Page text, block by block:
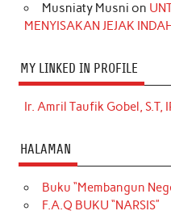
Musniaty Musni on
MENYISAKAN JEJAK
MY LINKED IN PROFILE
Ir. Amril Taufik Gobel, S.T,
HALAMAN
Buku “Membangun
F.A.Q BUKU “NARSIS”